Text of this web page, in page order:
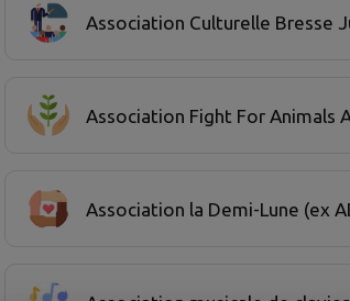
Association Culturelle Bresse
Association Fight For Animals
Association la Demi-Lune (ex